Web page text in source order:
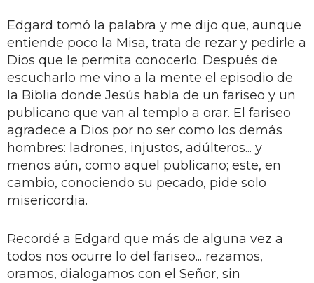
Edgard tomó la palabra y me dijo que, aunque
entiende poco la Misa, trata de rezar y pedirle a
Dios que le permita conocerlo. Después de
escucharlo me vino a la mente el episodio de
la Biblia donde Jesús habla de un fariseo y un
publicano que van al templo a orar. El fariseo
agradece a Dios por no ser como los demás
hombres: ladrones, injustos, adúlteros... y
menos aún, como aquel publicano; este, en
cambio, conociendo su pecado, pide solo
misericordia.
Recordé a Edgard que más de alguna vez a
todos nos ocurre lo del fariseo... rezamos,
oramos, dialogamos con el Señor, sin